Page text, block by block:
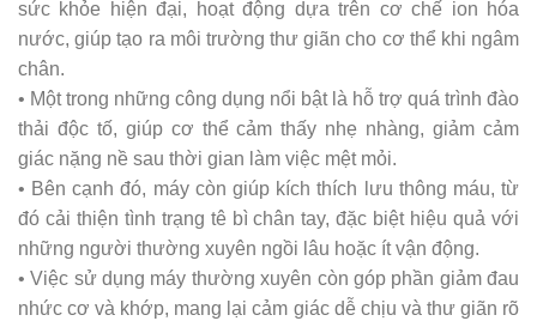
sức khỏe hiện đại, hoạt động dựa trên cơ chế ion hóa
nước, giúp tạo ra môi trường thư giãn cho cơ thể khi ngâm
chân.
• Một trong những công dụng nổi bật là hỗ trợ quá trình đào
thải độc tố, giúp cơ thể cảm thấy nhẹ nhàng, giảm cảm
giác nặng nề sau thời gian làm việc mệt mỏi.
• Bên cạnh đó, máy còn giúp kích thích lưu thông máu, từ
đó cải thiện tình trạng tê bì chân tay, đặc biệt hiệu quả với
những người thường xuyên ngồi lâu hoặc ít vận động.
• Việc sử dụng máy thường xuyên còn góp phần giảm đau
nhức cơ và khớp, mang lại cảm giác dễ chịu và thư giãn rõ